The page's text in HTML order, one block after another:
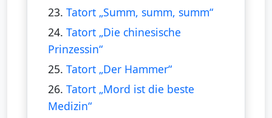
23. Tatort „Summ, summ, summ“
24. Tatort „Die chinesische
Prinzessin“
25. Tatort „Der Hammer“
26. Tatort „Mord ist die beste
Medizin“